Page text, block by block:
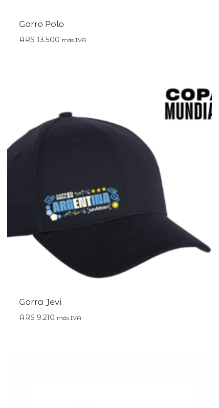
Gorro Polo
ARS 13.500 más IVA
Gorra Jevi
ARS 9.210 más IVA